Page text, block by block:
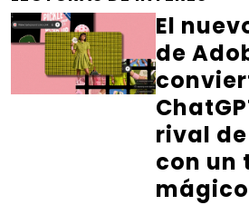
El
de
rival
con un
mágico